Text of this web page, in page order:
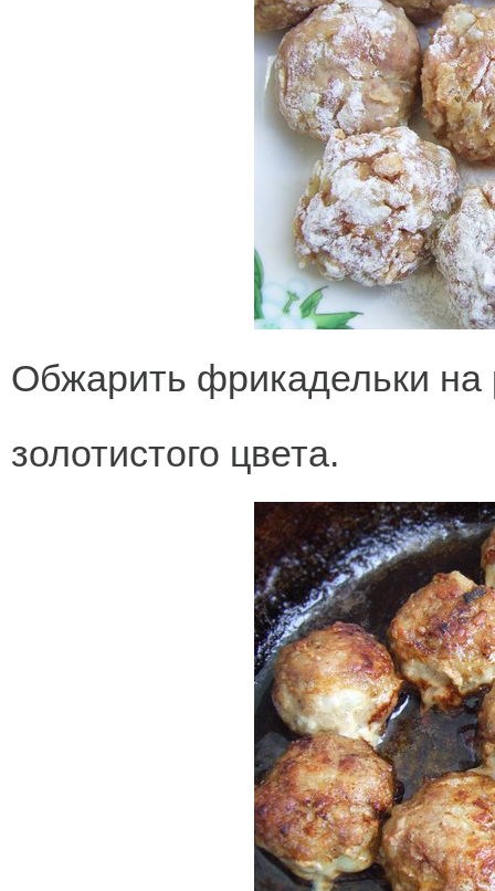
Обжарить фрикадельки на
золотистого цвета.